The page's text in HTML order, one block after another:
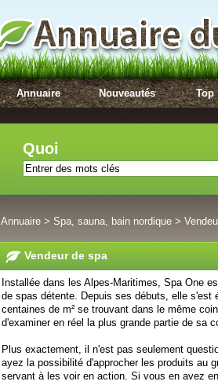
Annuaire Nouveautés Top
Quoi
Annuaire > Spa, sauna, bain nordique >
Vendeur de spa
Installée dans les Alpes-Maritimes, Spa One
de spas détente. Depuis ses débuts, elle s'est
centaines de m² se trouvant dans le même
d'examiner en réel la plus grande partie de sa
Plus exactement, il n'est pas seulement
ayez la possibilité d'approcher les produits au
servant à les voir en action. Si vous en avez